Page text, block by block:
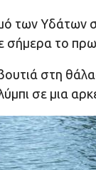
των
σήμερα το
βουτιά στη
σε μια